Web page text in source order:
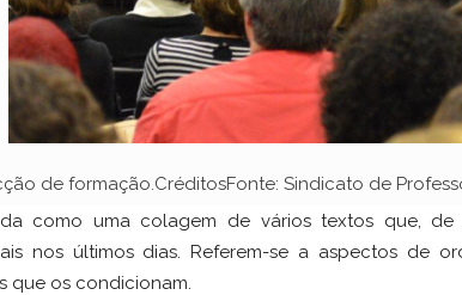
de formação.CréditosFonte: Sindicato de
como uma colagem de vários textos que,
nos últimos dias. Referem-se a aspectos de
que os condicionam.